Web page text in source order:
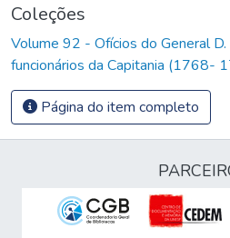
Coleções
Volume 92 - Ofícios do General
funcionários da Capitania (1768-
Página do item completo